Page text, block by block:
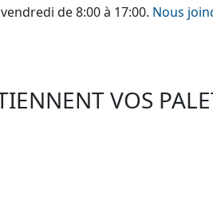
de 8:00 à 17:00. Nous
VOS